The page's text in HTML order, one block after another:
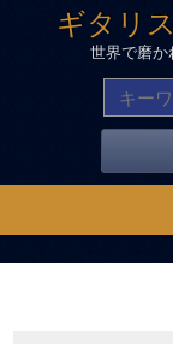
ギタリ
世界で磨か